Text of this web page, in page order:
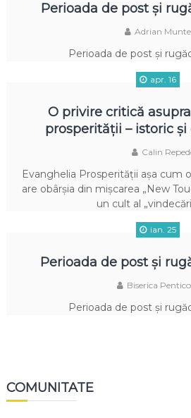
Perioada de post și
Adrian
Perioada de post și
O privire critică
prosperității – istoric
apr. 16
Calin
Evanghelia Prosperității așa cum
are obârșia din mișcarea „New
un cult al
Perioada de post și
ian. 25
Biserica
Perioada de post și
COMUNITATE